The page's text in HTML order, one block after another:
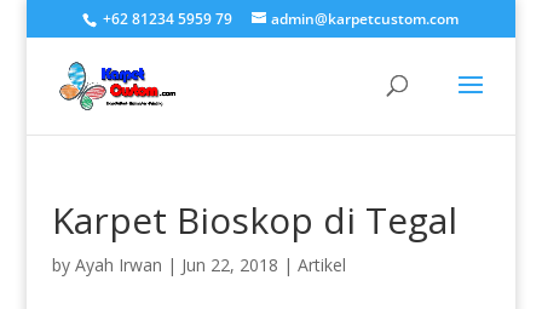
+62 81234 5959 79 admin@karpetcustom.com
Karpet Bioskop di Tegal
by Ayah Irwan | Jun 22, 2018 | Artikel